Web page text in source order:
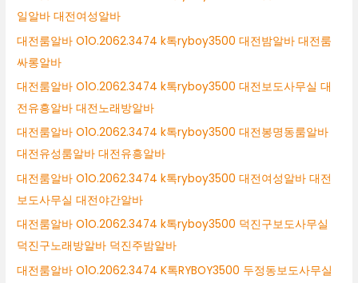
일알바 대전여성알바
대전룸알바 O1O.2062.3474 k톡ryboy3500 대전밤알바 대전룸
싸롱알바
대전룸알바 O1O.2062.3474 k톡ryboy3500 대전보도사무실 대
전유흥알바 대전노래방알바
대전룸알바 O1O.2062.3474 k톡ryboy3500 대전봉명동룸알바
대전유성룸알바 대전유흥알바
대전룸알바 O1O.2062.3474 k톡ryboy3500 대전여성알바 대전
보도사무실 대전야간알바
대전룸알바 O1O.2062.3474 k톡ryboy3500 덕진구보도사무실
덕진구노래방알바 덕진주밤알바
대전룸알바 O1O.2062.3474 K톡RYBOY3500 두정동보도사무실